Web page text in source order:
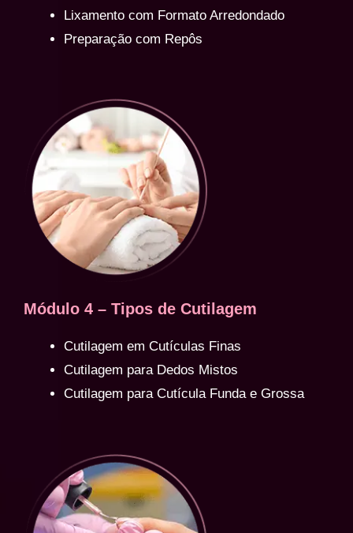
Lixamento com Formato Arredondado
Preparação com Repôs
Módulo 4 – Tipos de Cutilagem
Cutilagem em Cutículas Finas
Cutilagem para Dedos Mistos
Cutilagem para Cutícula Funda e Grossa